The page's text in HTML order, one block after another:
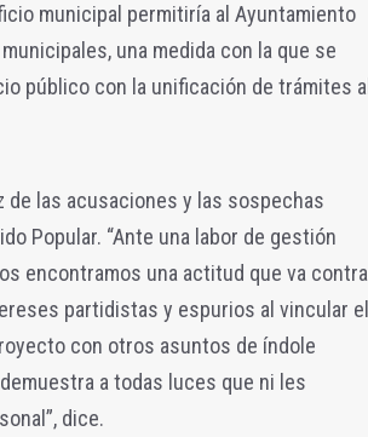
municipal permitiría al Ayuntamiento
una medida con la que se
público con la unificación de trámites al
las acusaciones y las sospechas
Popular. “Ante una labor de gestión
encontramos una actitud que va contra
partidistas y espurios al vincular el
con otros asuntos de índole
a todas luces que ni les
dice.